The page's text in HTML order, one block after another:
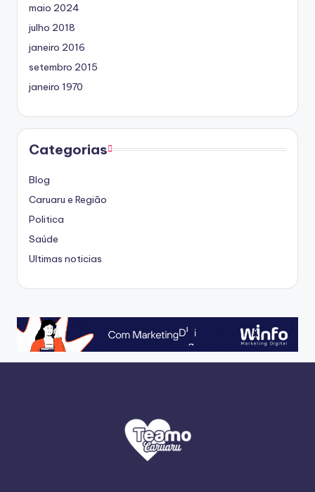
maio 2024
julho 2018
janeiro 2016
setembro 2015
janeiro 1970
Categorias
Blog
Caruaru e Região
Politica
Saúde
Ultimas noticias